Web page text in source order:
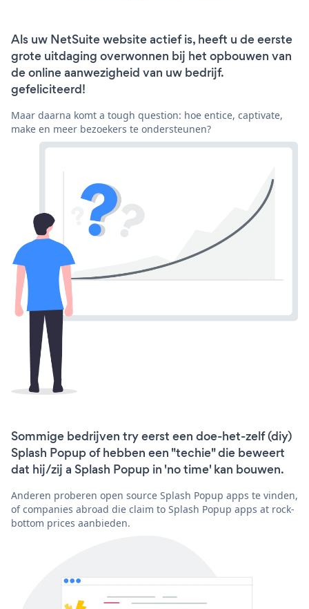
Als uw NetSuite website actief is, heeft u de eerste
grote uitdaging overwonnen bij het opbouwen van
de online aanwezigheid van uw bedrijf.
gefeliciteerd!
Maar daarna komt a tough question: hoe entice, captivate,
make en meer bezoekers te ondersteunen?
Sommige bedrijven try eerst een doe-het-zelf (diy)
Splash Popup of hebben een "techie" die beweert
dat hij/zij a Splash Popup in 'no time' kan bouwen.
Anderen proberen open source Splash Popup apps te vinden,
of companies abroad die claim to Splash Popup apps at rock-
bottom prices aanbieden.